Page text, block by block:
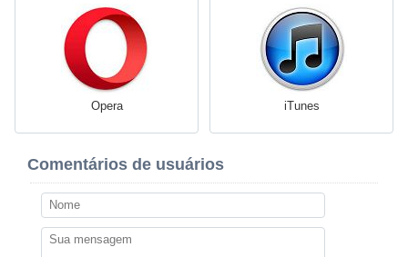
Opera iTunes
Comentários de usuários